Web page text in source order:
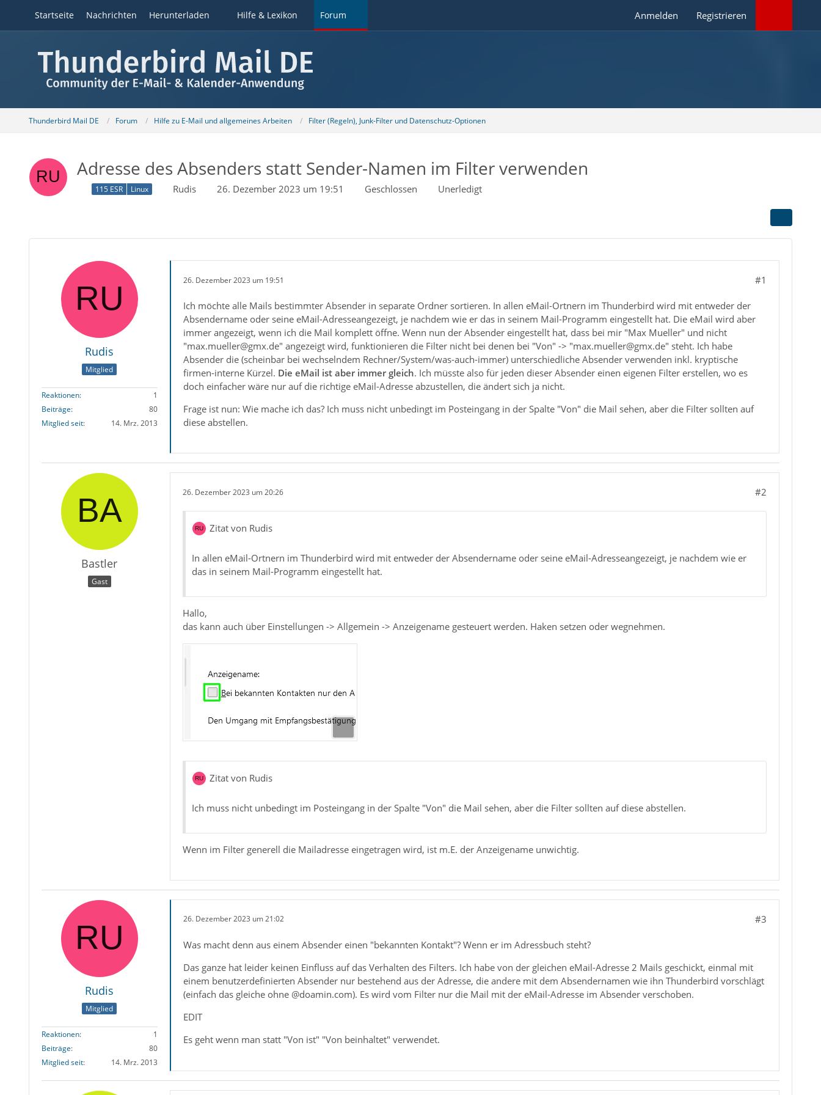
Startseite Nachrichten Herunterladen Hilfe & Lexikon Forum Anmelden Registrieren
Thunderbird Mail DE Forum Hilfe zu E-Mail und allgemeines Arbeiten Filter (Regeln), Junk-Filter und Datenschutz-Optionen
Adresse des Absenders statt Sender-Namen im Filter verwenden
115 ESR Linux Rudis 26. Dezember 2023 um 19:51 Geschlossen Unerledigt
Rudis
Mitglied
Reaktionen
1
Beiträge
80
Mitglied seit
14. Mrz. 2013
26. Dezember 2023 um 19:51 #1
Ich möchte alle Mails bestimmter Absender in separate Ordner sortieren. In allen eMail-Ortnern im Thunderbird wird mit entweder der
Absendername oder seine eMail-Adresseangezeigt, je nachdem wie er das in seinem Mail-Programm eingestellt hat. Die eMail wird aber
immer angezeigt, wenn ich die Mail komplett öffne. Wenn nun der Absender eingestellt hat, dass bei mir "Max Mueller" und nicht
"max.mueller@gmx.de" angezeigt wird, funktionieren die Filter nicht bei denen bei "Von" -> "max.mueller@gmx.de" steht. Ich habe
Absender die (scheinbar bei wechselndem Rechner/System/was-auch-immer) unterschiedliche Absender verwenden inkl. kryptische
firmen-interne Kürzel. Die eMail ist aber immer gleich. Ich müsste also für jeden dieser Absender einen eigenen Filter erstellen, wo es
doch einfacher wäre nur auf die richtige eMail-Adresse abzustellen, die ändert sich ja nicht.
Frage ist nun: Wie mache ich das? Ich muss nicht unbedingt im Posteingang in der Spalte "Von" die Mail sehen, aber die Filter sollten auf
diese abstellen.
Bastler
Gast
26. Dezember 2023 um 20:26 #2
Zitat von Rudis
In allen eMail-Ortnern im Thunderbird wird mit entweder der Absendername oder seine eMail-Adresseangezeigt, je nachdem wie er
das in seinem Mail-Programm eingestellt hat.
Hallo,
das kann auch über Einstellungen -> Allgemein -> Anzeigename gesteuert werden. Haken setzen oder wegnehmen.
Zitat von Rudis
Ich muss nicht unbedingt im Posteingang in der Spalte "Von" die Mail sehen, aber die Filter sollten auf diese abstellen.
Wenn im Filter generell die Mailadresse eingetragen wird, ist m.E. der Anzeigename unwichtig.
Rudis
Mitglied
Reaktionen
1
Beiträge
80
Mitglied seit
14. Mrz. 2013
26. Dezember 2023 um 21:02 #3
Was macht denn aus einem Absender einen "bekannten Kontakt"? Wenn er im Adressbuch steht?
Das ganze hat leider keinen Einfluss auf das Verhalten des Filters. Ich habe von der gleichen eMail-Adresse 2 Mails geschickt, einmal mit
einem benutzerdefinierten Absender nur bestehend aus der Adresse, die andere mit dem Absendernamen wie ihn Thunderbird vorschlägt
(einfach das gleiche ohne @doamin.com). Es wird vom Filter nur die Mail mit der eMail-Adresse im Absender verschoben.
EDIT
Es geht wenn man statt "Von ist" "Von beinhaltet" verwendet.